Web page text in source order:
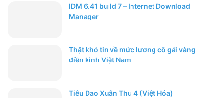
IDM 6.41 build 7 – Internet Download
Manager
Thật khó tin về mức lương cô gái vàng
điền kinh Việt Nam
Tiêu Dao Xuân Thu 4 (Việt Hóa)